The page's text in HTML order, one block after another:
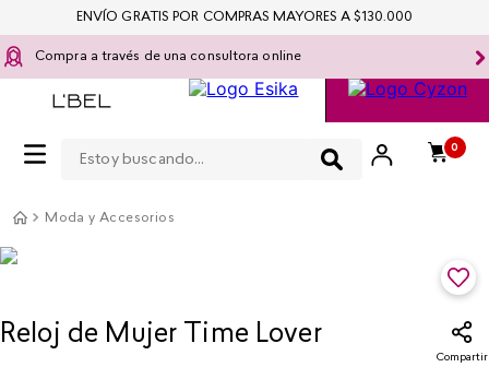
Compra a través de una consultora online
0
ENVÍO GRATIS POR COMPRAS MAYORES A $130.000
Moda y Accesorios
Reloj de Mujer Time Lover
Compartir